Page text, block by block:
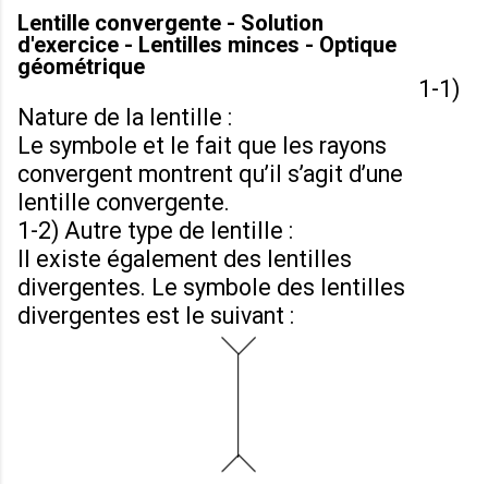
Lentille convergente - Solution
d'exercice - Lentilles minces - Optique
géométrique
1-1)
Nature de la lentille :
Le symbole et le fait que les rayons
convergent montrent qu’il s’agit d’une
lentille convergente.
1-2) Autre type de lentille :
Il existe également des lentilles
divergentes. Le symbole des lentilles
divergentes est le suivant :